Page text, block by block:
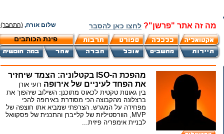
מה זה אתר "פרשן"? לחצו כאן להסבר שלום אורח, (התחבר)
פינת הכותבים
מהפכת ה-ISO בקטלוניה: הצמד שיחזיר
את הפחד לעיניים של אירופה רועי אורן
בין גאונות טקטית לכאוס מתוכנן: השילוב שיהפוך את
ברצלונה מהקבוצה הכי מסודרת באירופה להכי
מפחידה על המגרש. הצרפתי שמביא אתו חוצפה של
MVP, הוורסטיליות של קלייברן והתכנית של פסקוואל
לבניית אימפריה פיזית...